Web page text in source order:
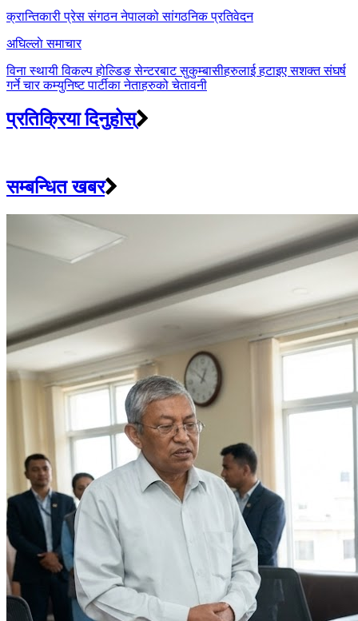
navigation
क्रान्तिकारी प्रेस संगठन नेपालको सांगठनिक प्रतिवेदन
अघिल्लाे समाचार
विना स्थायी विकल्प होल्डिङ सेन्टरबाट सुकुम्बासीहरुलाई हटाइए सशक्त संघर्ष
गर्ने चार कम्युनिष्ट पार्टीका नेताहरुको चेतावनी
प्रतिक्रिया दिनुहोस्
सम्बन्धित खबर